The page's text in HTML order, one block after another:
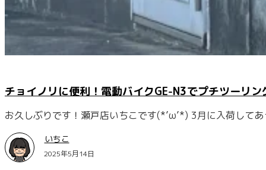
チョイノリに便利！電動バイクGE-N3でプチツーリン
お久しぶりです！瀬戸店いちこです(*’ω’*) 3月に入荷して
いちこ
2025年5月14日